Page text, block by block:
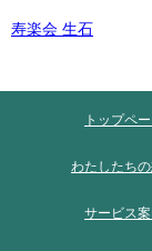
寿楽会 生石
トップペ
わたしたち
サービス